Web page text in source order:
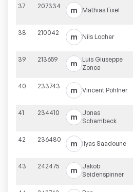
37 207334 m Mathias Fixel
38 210042 m Nils Locher
39 213659 m
Luis Giuseppe
Zonca
40 233743 m Vincent Pohlner
41 234410 m
Jonas
Schambeck
42 236480 m Ilyas Saadoune
43 242475 m
Jakob
Seidenspinner